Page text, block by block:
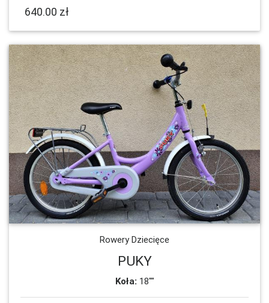
640.00 zł
Rowery Dziecięce
PUKY
Koła: 18""